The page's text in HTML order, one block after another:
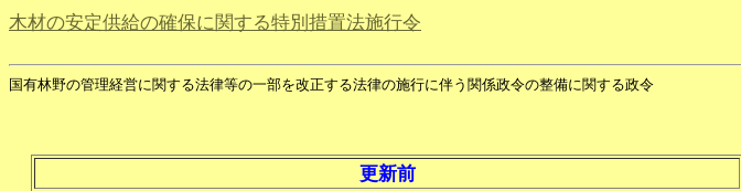
木材の安定供給の確保に関する特別措置法施行令
国有林野の管理経営に関する法律等の一部を改正する法律の施行に伴う関係政令の整備に関する政令
更新前